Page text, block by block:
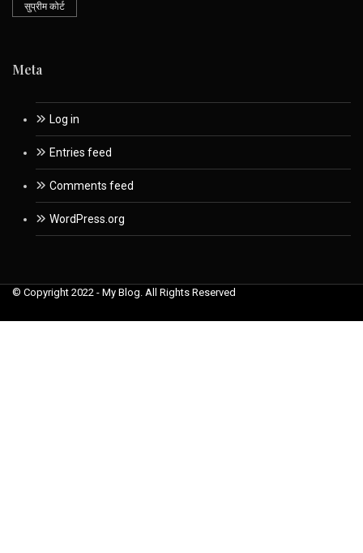
सुप्रीम कोर्ट
Meta
Log in
Entries feed
Comments feed
WordPress.org
© Copyright 2022 - My Blog. All Rights Reserved